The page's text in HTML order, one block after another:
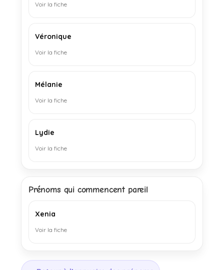
Voir la fiche
Véronique
Voir la fiche
Mélanie
Voir la fiche
Lydie
Voir la fiche
Prénoms qui commencent pareil
Xenia
Voir la fiche